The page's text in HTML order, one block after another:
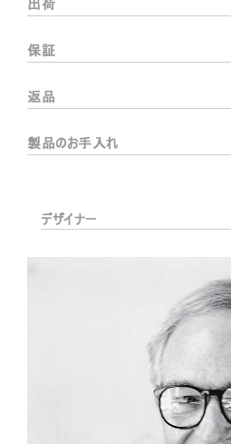
出荷
保証
返品
製品のお手入れ
デザイナー